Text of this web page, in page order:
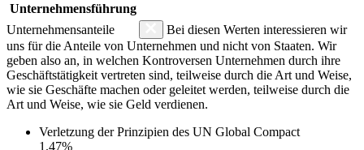
Unternehmensführung
Unternehmensanteile
Bei diesen Werten interessieren wir
uns für die Anteile von Unternehmen und nicht von Staaten. Wir
geben also an, in welchen Kontroversen Unternehmen durch ihre
Geschäftstätigkeit vertreten sind, teilweise durch die Art und Weise,
wie sie Geschäfte machen oder geleitet werden, teilweise durch die
Art und Weise, wie sie Geld verdienen.
Verletzung der Prinzipien des UN Global Compact
1.47%